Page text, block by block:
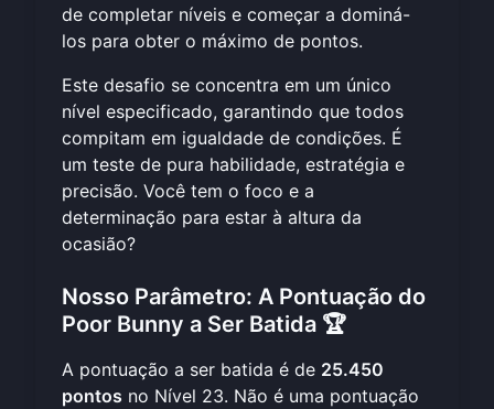
de completar níveis e começar a dominá-
los para obter o máximo de pontos.
Este desafio se concentra em um único
nível especificado, garantindo que todos
compitam em igualdade de condições. É
um teste de pura habilidade, estratégia e
precisão. Você tem o foco e a
determinação para estar à altura da
ocasião?
Nosso Parâmetro: A Pontuação do
Poor Bunny a Ser Batida 🏆
A pontuação a ser batida é de 25.450
pontos no Nível 23. Não é uma pontuação